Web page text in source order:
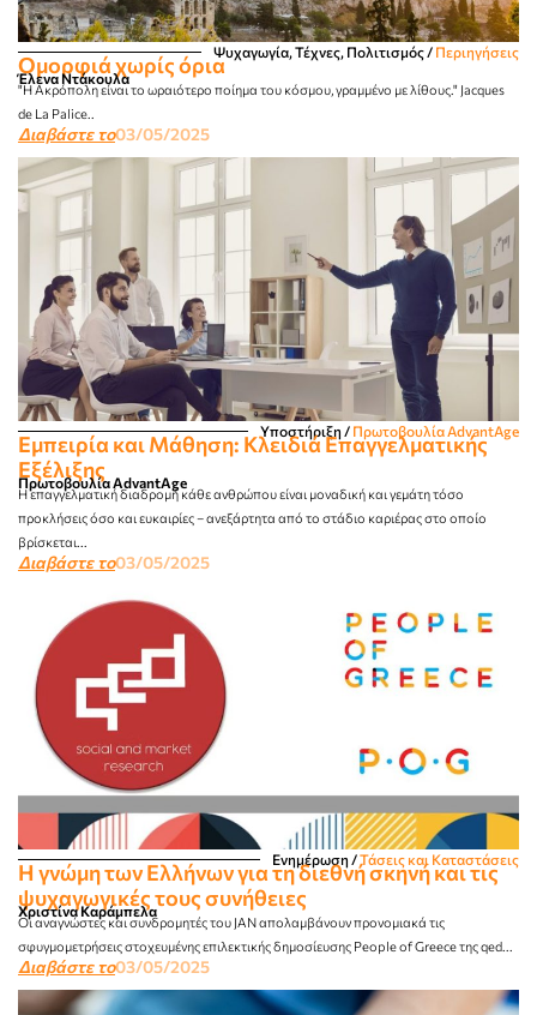
Ψυχαγωγία, Τέχνες, Πολιτισμός / Περιηγήσεις
Ομορφιά χωρίς όρια
Έλενα Ντάκουλα
"Η Ακρόπολη είναι το ωραιότερο ποίημα του κόσμου, γραμμένο με λίθους." Jacques
de La Palice..
Διαβάστε το03/05/2025
Υποστήριξη / Πρωτοβουλία AdvantAge
Εμπειρία και Μάθηση: Κλειδιά Επαγγελματικής
Εξέλιξης
Πρωτοβουλία AdvantAge
Η επαγγελματική διαδρομή κάθε ανθρώπου είναι μοναδική και γεμάτη τόσο
προκλήσεις όσο και ευκαιρίες – ανεξάρτητα από το στάδιο καριέρας στο οποίο
βρίσκεται...
Διαβάστε το03/05/2025
Ενημέρωση /Τάσεις και Καταστάσεις
Η γνώμη των Ελλήνων για τη διεθνή σκηνή και τις
ψυχαγωγικές τους συνήθειες
Χριστίνα Καράμπελα
Οι αναγνώστες και συνδρομητές του JAN απολαμβάνουν προνομιακά τις
σφυγμομετρήσεις στοχευμένης επιλεκτικής δημοσίευσης People of Greece της qed...
Διαβάστε το03/05/2025